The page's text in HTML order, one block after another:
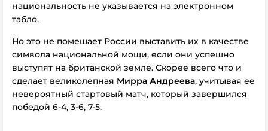
национальность не указывается на электронном
табло.
Но это не помешает России выставить их в качестве
символа национальной мощи, если они успешно
выступят на британской земле. Скорее всего что и
сделает великолепная Мирра Андреева, учитывая ее
невероятный стартовый матч, который завершился
победой 6-4, 3-6, 7-5.